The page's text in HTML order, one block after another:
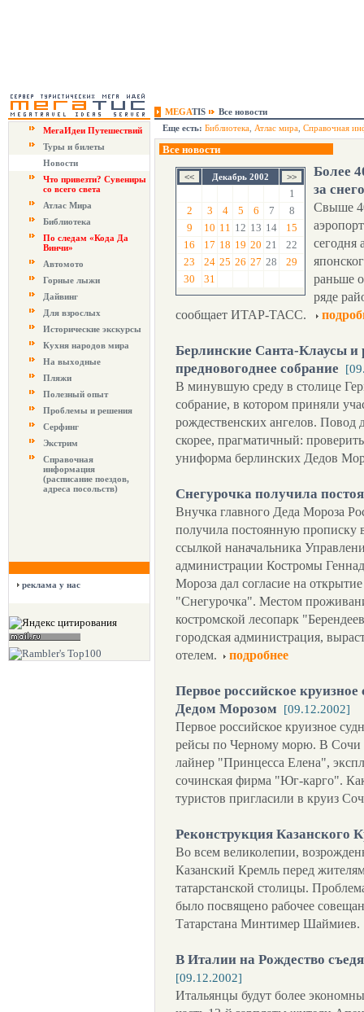
MEGATIS
Все новости
МегаИдеи Путешествий
Туры и билеты
Новости
Что привезти? Сувениры
со всего света
Атлас Мира
Библиотека
По следам «Кода Да
Винчи»
Автомото
Горные лыжи
Дайвинг
Для взрослых
Исторические экскурсы
Кухня народов мира
На выходные
Пляжи
Полезный опыт
Проблемы и решения
Серфинг
Экстрим
Справочная
информация
(расписание поездов,
адреса посольств)
реклама у нас
Еще есть: Библиотека Атлас мира Справочная
Все новости
Декабрь 2002
1
2
3 4 5 6 7
8
9
10 11 12 13 14
15
16
17 18 19 20 21
22
23
24 25 26 27 28
29
30
31
Более
за
Свыше
сегодня
раньше
ряде
сообщает ИТАР-ТАСС.
Берлинские Санта-Клаусы и
предновогоднее собрание
В минувшую среду в столице
собрание, в котором приняли
рождественских ангелов. Повод
скорее, прагматичный:
униформа берлинских Дедов
Снегурочка получила
Внучка главного Деда Мороза
получила постоянную
ссылкой наначальника
администрации Костромы
Мороза дал согласие на
"Снегурочка". Местом
костромской лесопарк
городская администрация,
отелем.
подробнее
Первое российское
Дедом Морозом
[09.12.2002]
Первое российское круизное
рейсы по Черному морю. В Сочи
лайнер "Принцесса Елена",
сочинская фирма "Юг-карго".
туристов пригласили в круиз
Реконструкция Казанского
Во всем великолепии,
Казанский Кремль перед
татарстанской столицы.
было посвящено рабочее
Татарстана Минтимер Шаймиев.
В Италии на Рождество
[09.12.2002]
Итальянцы будут более